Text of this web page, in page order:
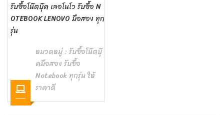
รับซื้อโน๊ตบุ๊ค เลอโนโว รับซื้อ N
OTEBOOK LENOVO มือสอง ทุก
รุ่น
หมวดหมู่ : รับซื้อโน๊ตบุ๊
คมือสอง รับซื้อ
Notebook ทุกรุ่น ให้
ราคาดี